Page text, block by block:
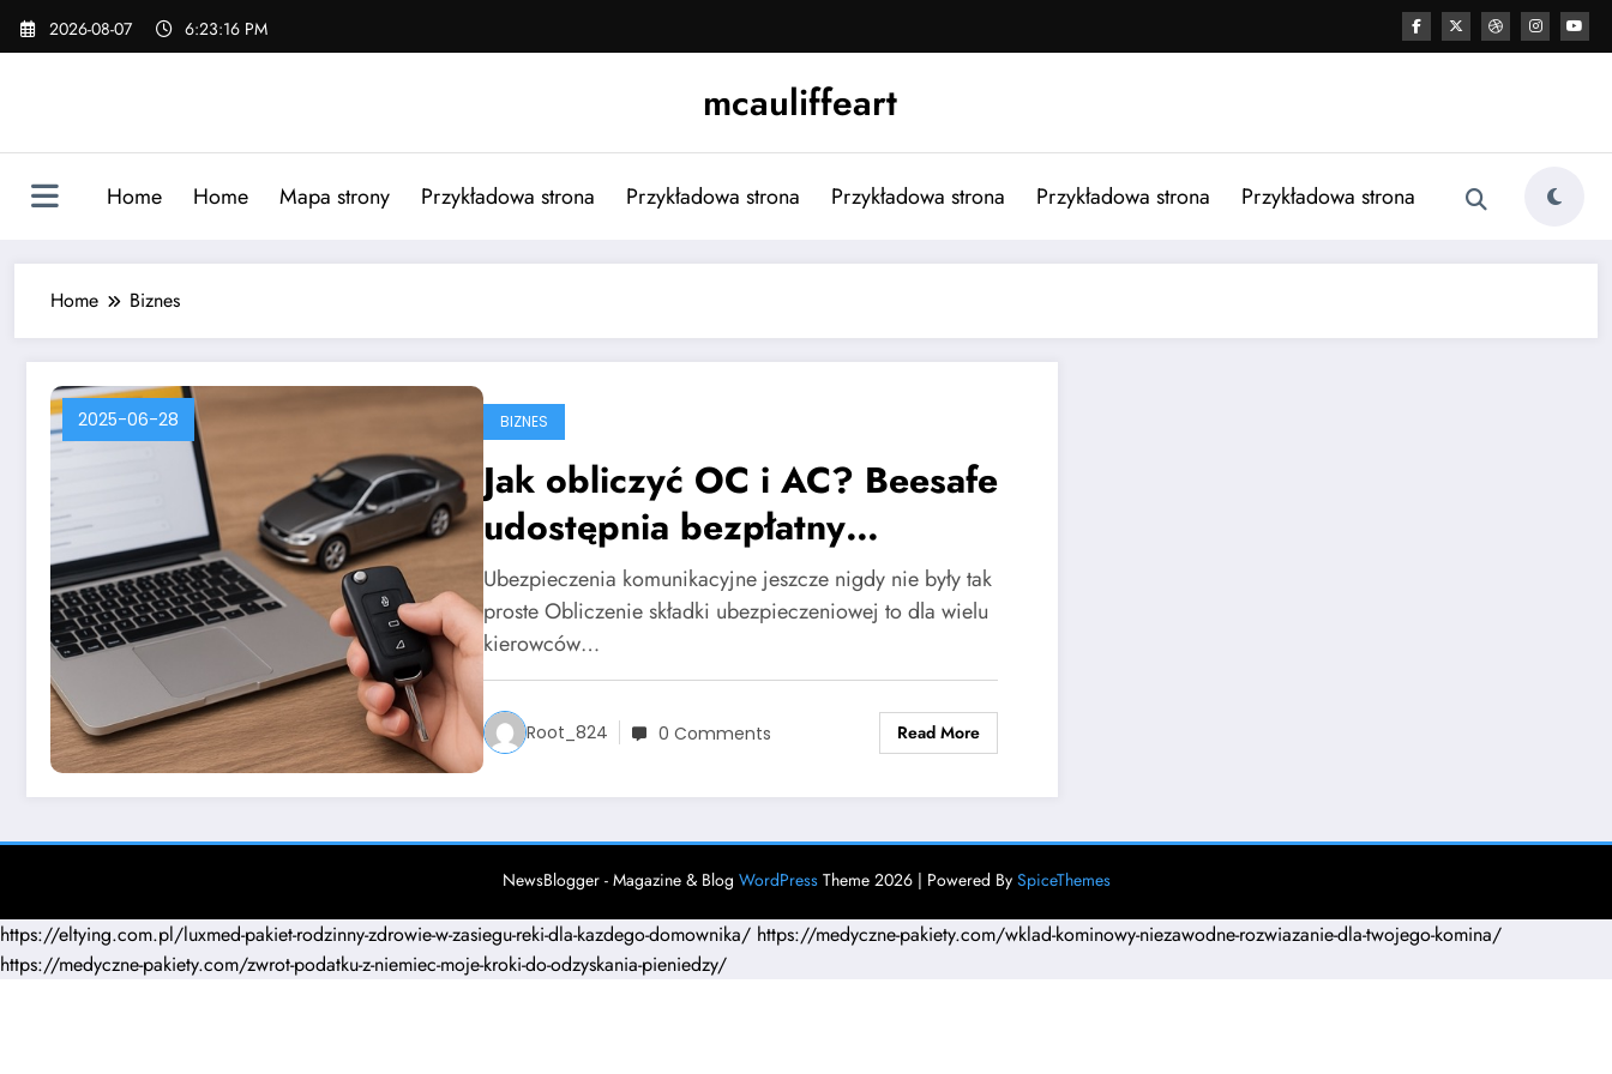
Skip
2026-08-07 6:23:16 PM
mcauliffeart
Home Home Mapa strony Przykładowa strona Przykładowa strona Przykładowa strona Przykładowa strona Przykładowa strona
Home Biznes
2025-06-28 BIZNES
Jak obliczyć OC i AC? Beesafe
udostępnia bezpłatny
kalkulator
Ubezpieczenia komunikacyjne jeszcze nigdy nie były tak
proste Obliczenie składki ubezpieczeniowej to dla wielu
kierowców…
Root_824 0 Comments Read More
NewsBlogger - Magazine & Blog WordPressTheme 2026 | Powered By SpiceThemes
https://eltying.com.pl/luxmed-pakiet-rodzinny-zdrowie-w-zasiegu-reki-dla-kazdego-domownika/ https://medyczne-pakiety.com/wklad-kominowy-niezawodne-rozwiazanie-dla-twojego-komina/
https://medyczne-pakiety.com/zwrot-podatku-z-niemiec-moje-kroki-do-odzyskania-pieniedzy/